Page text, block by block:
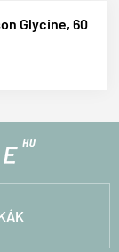
Glycine, 60